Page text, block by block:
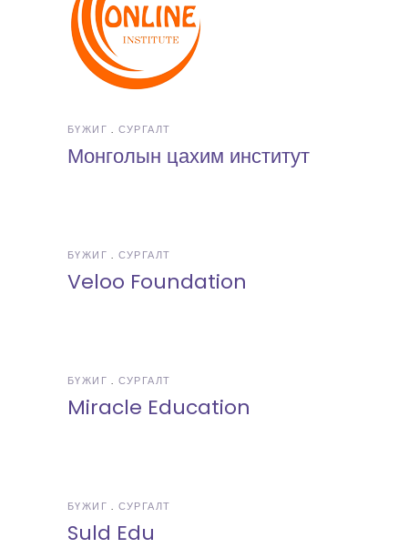
БҮЖИГ СУРГАЛТ
Монголын цахим институт
БҮЖИГ СУРГАЛТ
Veloo Foundation
БҮЖИГ СУРГАЛТ
Miracle Education
БҮЖИГ СУРГАЛТ
Suld Edu